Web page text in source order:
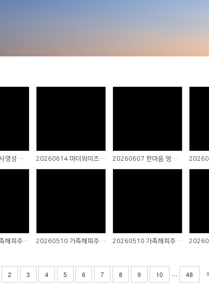
20260705 교사영성 아카데미 20260614 마더와이즈 자유 종강 20260607 한마음 명랑운동회 (3)
20260510 가족해피주일 온세대 예배 (3) 20260510 가족해피주일 온세대 예배 (2) 20260510 가족해피주일 온세대 예배 (1)
2 3 4 5 6 7 8 9 10 ... 48